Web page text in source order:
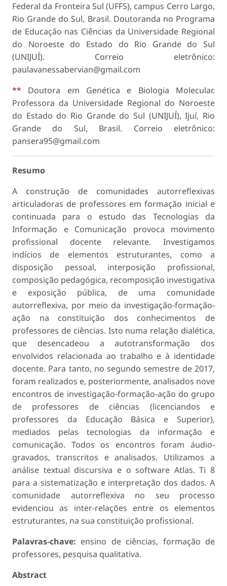
Federal da Fronteira Sul (UFFS), campus Cerro Largo,
Rio Grande do Sul, Brasil. Doutoranda no Programa
de Educação nas Ciências da Universidade Regional
do Noroeste do Estado do Rio Grande do Sul
(UNIJUÍ). Correio eletrônico:
paulavanessabervian@gmail.com
**
Doutora em Genética e Biologia Molecular.
Professora da Universidade Regional do Noroeste
do Estado do Rio Grande do Sul (UNIJUÍ), Ijuí, Rio
Grande do Sul, Brasil. Correio eletrônico:
pansera95@gmail.com
Resumo
A construção de comunidades autorreflexivas
articuladoras de professores em forma­ção inicial e
continuada para o estudo das Tecnologias da
Informação e Comunicação provoca movimento
profissional docente relevante. Investigamos
indícios de elemen­tos estruturantes, como a
disposição pessoal, interposição profissional,
composição pedagógica, recomposição investigativa
e exposição pública, de uma comunidade
autorreflexiva, por meio da investigação-formação-
ação na constituição dos conhe­cimentos de
professores de ciências. Isto numa relação dialética,
que desencadeou a autotransformação dos
envolvidos relacionada ao trabalho e à identidade
docente. Para tanto, no segundo semestre de 2017,
foram realizados e, posteriormente, ana­lisados nove
encontros de investigação-formação-ação do grupo
de professores de ciências (licenciandos e
professores da Educação Básica e Superior),
mediados pelas tecnologias da informação e
comunicação. Todos os encontros foram áudio-
gravados, transcritos e analisados. Utilizamos a
análise textual discursiva e o software Atlas. Ti 8
para a sistematização e interpretação dos dados. A
comunidade autorreflexiva no seu processo
evidenciou as inter-relações entre os elementos
estruturantes, na sua constituição profissional.
Palavras-chave: ensino de ciências, formação de
professores, pesquisa qualitativa.
Abstract